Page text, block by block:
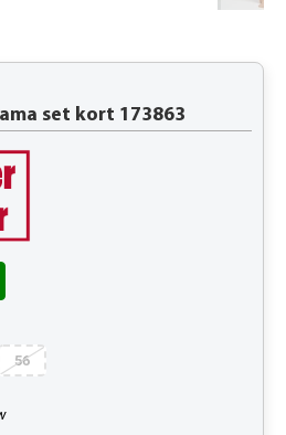
set kort 173863
56